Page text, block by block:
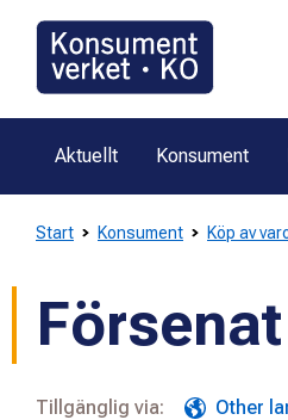
Aktuellt Konsument
Start Konsument Köp av
Tillgänglig via: Other